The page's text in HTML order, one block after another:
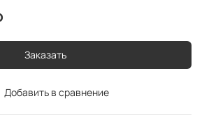
Добавить в сравнение
Заказать